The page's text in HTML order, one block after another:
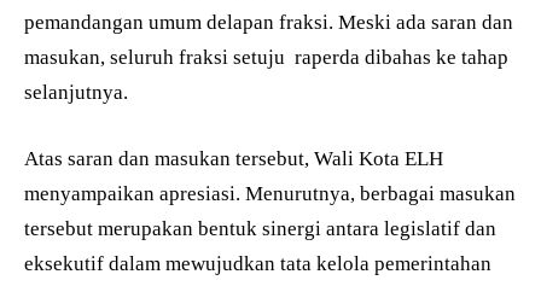
pemandangan umum delapan fraksi. Meski ada saran dan
masukan, seluruh fraksi setuju raperda dibahas ke tahap
selanjutnya.
Atas saran dan masukan tersebut, Wali Kota ELH
menyampaikan apresiasi. Menurutnya, berbagai masukan
tersebut merupakan bentuk sinergi antara legislatif dan
eksekutif dalam mewujudkan tata kelola pemerintahan